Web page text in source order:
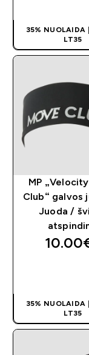
35% NUOLAIDA
LT35
MP
Club“ galvos
Juoda /
35% NUOLAIDA
LT35